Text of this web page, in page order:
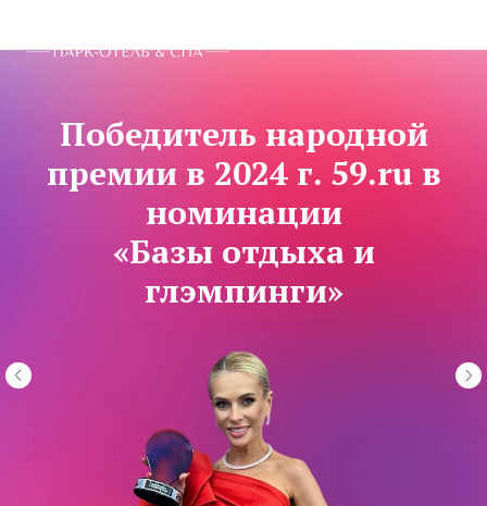
Победитель народной
премии в 2024 г. 59.ru в
номинации
«Базы отдыха и
глэмпинги»